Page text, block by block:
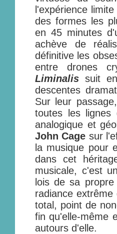
l'expérience
des formes les
en 45 minutes
achève de
définitive les
entre drones
Liminalis suit
descentes
Sur leur passage,
toutes les lignes
analogique et
John Cage sur
la musique pour
dans cet
musicale, c'est
lois de sa
radiance
total, point de
fin qu'elle-même
autours d'elle.